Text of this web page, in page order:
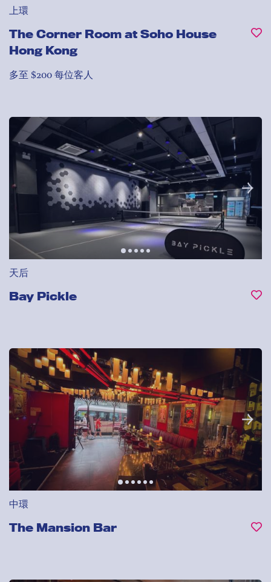
上環
The Corner Room at Soho House
Hong Kong
多至 $200 每位客人
天后
Bay Pickle
中環
The Mansion Bar